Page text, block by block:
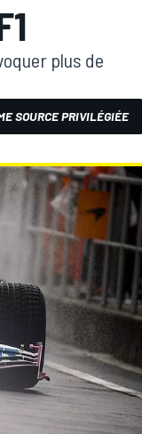
plus de
SOURCE PRIVILÉGIÉE